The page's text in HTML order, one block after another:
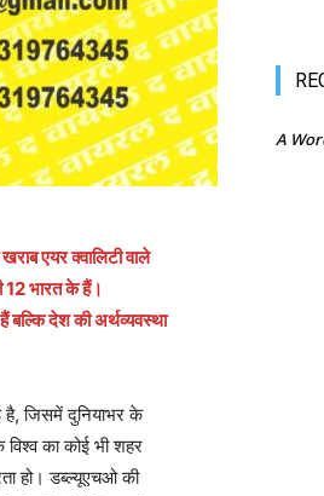
एयर क्वालिटी वाले
12 भारत के हैं।
बल्कि देश की अर्थव्यवस्था
है, जिसमें दुनियाभर के
का कोई भी शहर
हो। डब्ल्यूएचओ की
A